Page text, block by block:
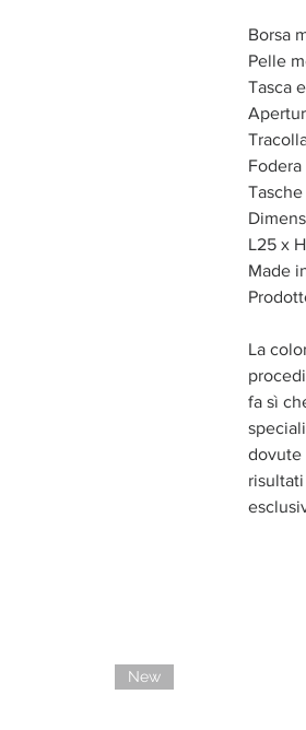
Borsa
Pelle
Tasca
L25 x
Made
La
fa sì
dovute
New